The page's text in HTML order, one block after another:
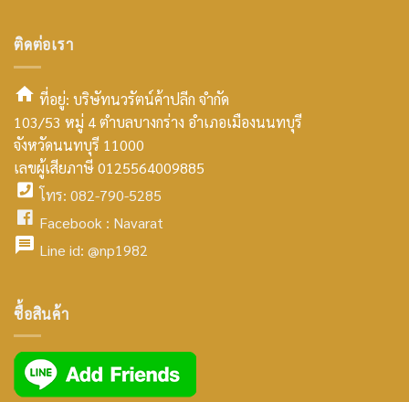
ติดต่อเรา
smt2
home
icon
ที่อยู่: บริษัทนวรัตน์ค้าปลีก จำกัด
103/53 หมู่ 4 ตำบลบางกร่าง อำเภอเมืองนนทบุรี
จังหวัดนนทบุรี 11000
เลขผู้เสียภาษี 0125564009885
facebook
icon
โทร: 082-790-5285
facebook
Facebook : Navarat
icon
Line id: @np1982
ซื้อสินค้า